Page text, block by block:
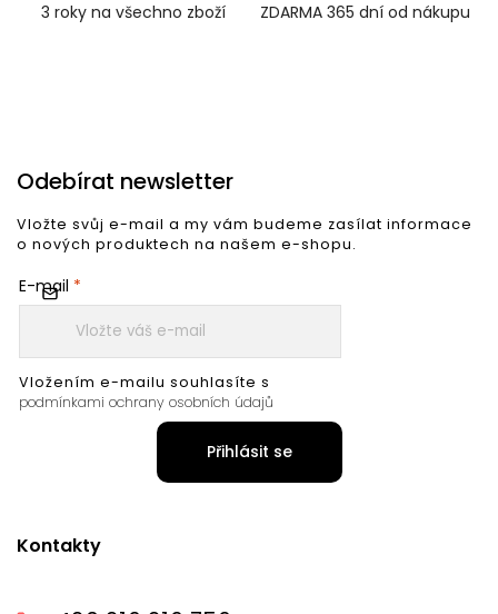
3 roky na všechno zboží ZDARMA 365 dní od nákupu
Kontakty
Odebírat newsletter
Vložte svůj e-mail a my vám budeme zasílat informace
o nových produktech na našem e-shopu.
E-mail
Vložením e-mailu souhlasíte s
podmínkami ochrany osobních údajů
Přihlásit se